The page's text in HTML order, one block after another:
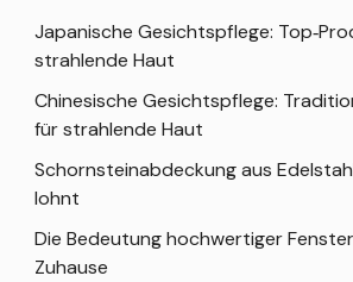
Japanische Gesichtspflege:
strahlende Haut
Chinesische Gesichtspflege:
für strahlende Haut
Schornsteinabdeckung aus
lohnt
Die Bedeutung hochwertiger
Zuhause